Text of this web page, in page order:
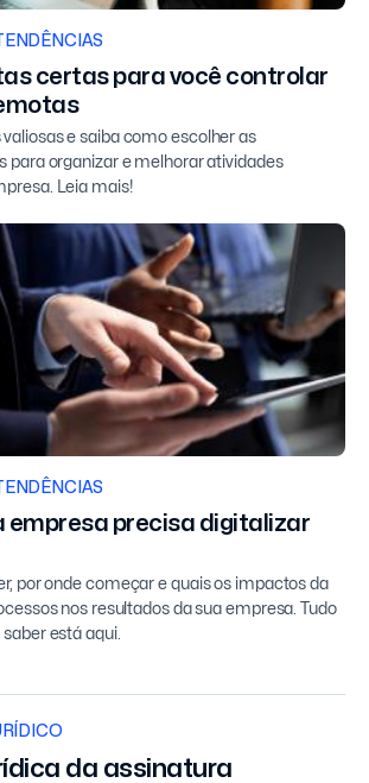
certas para você controlar
e saiba como escolher as
para organizar e melhorar atividades
Leia mais!
empresa precisa digitalizar
por onde começar e quais os impactos da
nos resultados da sua empresa. Tudo
está aqui.
da assinatura